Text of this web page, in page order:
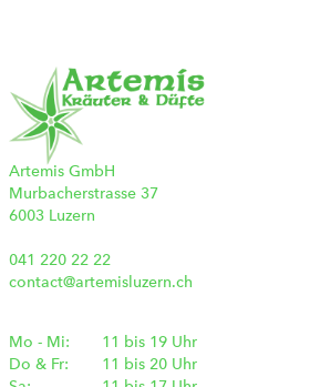
Artemis GmbH
Murbacherstrasse 37
6003 Luzern
041 220 22 22
contact@artemisluzern.ch
Mo - Mi:
11 bis 19 Uhr
Do & Fr:
11 bis 20 Uhr